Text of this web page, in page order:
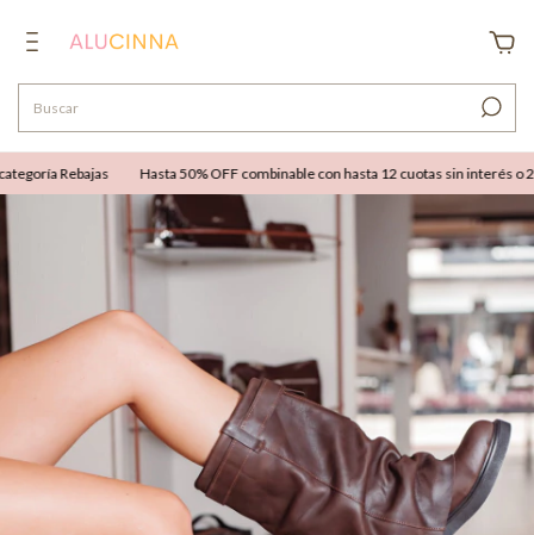
Rebajas Hasta 50% OFF combinable con hasta 12 cuotas sin interés o